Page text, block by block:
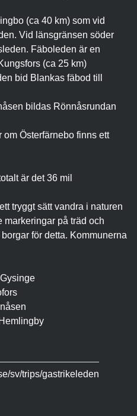
(ca 40 km) som vid
Vid länsgränsen söder
Fäboleden är en
(ca 25 km)
bid Blankas fäbod till
bildas Rönnåsrundan
Österfärnebo finns ett
är det 36 mil
tryggt sätt vandra i naturen
markeringar på träd och
för detta. Kommunerna
sv/trips/gastrikeleden